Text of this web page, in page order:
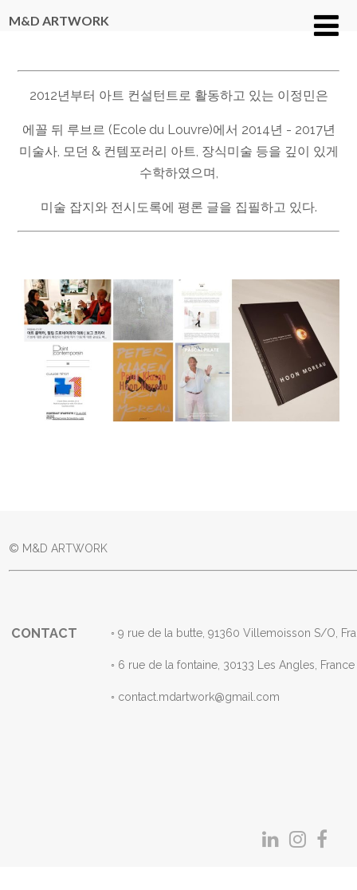
M&D ARTWORK
2012년부터 아트 컨설턴트로 활동하고 있는 이정민은
에꼴 뒤 루브르 (Ecole du Louvre)에서 2014년 - 2017년
미술사, 모던 & 컨템포러리 아트, 장식미술 등을 깊이 있게
수학하였으며,
미술 잡지와 전시도록에 평론 글을 집필하고 있다.
© M&D ARTWORK
CONTACT ◦ 9 rue de la butte, 91360 Villemoisson S/
◦ 6 rue de la fontaine, 30133 Les Angles,
◦ contact.mdartwork@gmail.com